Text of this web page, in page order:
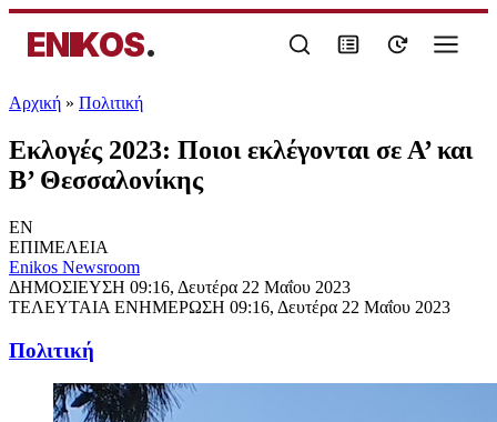
ENIKOS.
Αρχική » Πολιτική
Εκλογές 2023: Ποιοι εκλέγονται σε Α’ και
Β’ Θεσσαλονίκης
EN
ΕΠΙΜΕΛΕΙΑ
Enikos Newsroom
ΔΗΜΟΣΙΕΥΣΗ 09:16, Δευτέρα 22 Μαΐου 2023
ΤΕΛΕΥΤΑΙΑ ΕΝΗΜΕΡΩΣΗ 09:16, Δευτέρα 22 Μαΐου 2023
Πολιτική